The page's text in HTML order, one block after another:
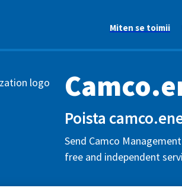
Miten se toimii
Poista
Send Camco
free and independent